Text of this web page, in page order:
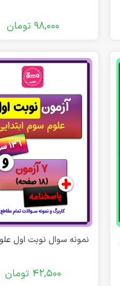
98,000 تومان
نمونه سوال نوبت اول
42,500 تومان